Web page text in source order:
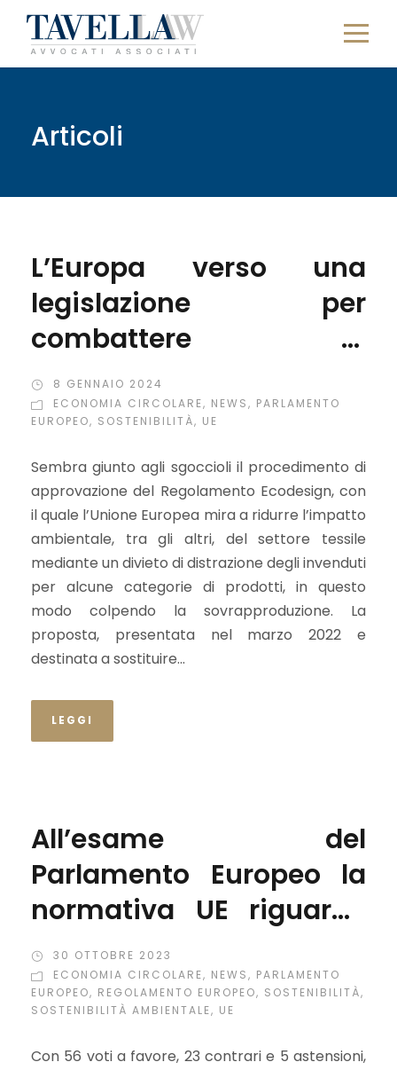
Articoli
L’Europa verso una
legislazione per
combattere la
sovrapproduzione e
favore un’economia
Ecodesign
8 GENNAIO 2024
ECONOMIA CIRCOLARE, NEWS, PARLAMENTO
EUROPEO, SOSTENIBILITÀ, UE
Sembra giunto agli sgoccioli il procedimento di
approvazione del Regolamento Ecodesign, con
il quale l’Unione Europea mira a ridurre l’impatto
ambientale, tra gli altri, del settore tessile
mediante un divieto di distrazione degli invenduti
per alcune categorie di prodotti, in questo
modo colpendo la sovrapproduzione. La
proposta, presentata nel marzo 2022 e
destinata a sostituire...
LEGGI
All’esame del
Parlamento Europeo la
normativa UE riguardo
packaging e imballaggi,
ispirata ai principi di
un’economia circolare
30 OTTOBRE 2023
ECONOMIA CIRCOLARE, NEWS, PARLAMENTO
EUROPEO, REGOLAMENTO EUROPEO, SOSTENIBILITÀ,
SOSTENIBILITÀ AMBIENTALE, UE
Con 56 voti a favore, 23 contrari e 5 astensioni,